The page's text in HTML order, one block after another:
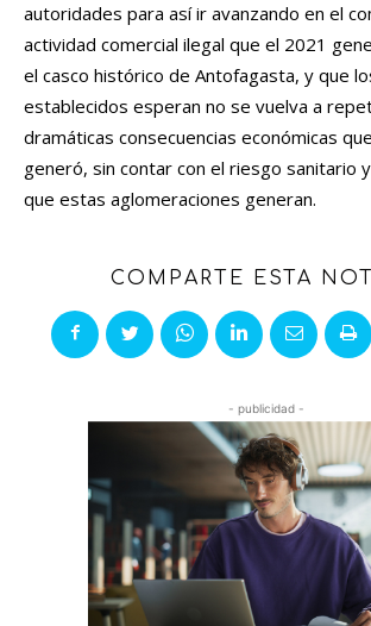
autoridades para así ir avanzando en el
actividad comercial ilegal que el 2021
el casco histórico de Antofagasta, y que
establecidos esperan no se vuelva a
dramáticas consecuencias económicas
generó, sin contar con el riesgo sanitario
que estas aglomeraciones generan.
COMPARTE ESTA
- publicidad -